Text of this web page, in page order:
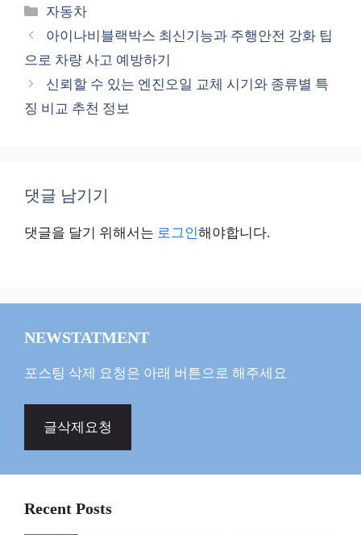
카
테
리
자동차
아이나비블랙박스 최신기능과 주행안전 강화 팁
으로 차량 사고 예방하기
신뢰할 수 있는 엔진오일 교체 시기와 종류별 특
징 비교 추천 정보
댓글 남기기
댓글을 달기 위해서는 로그인해야합니다.
NEWSTATMENT
포스팅 삭제 요청은 아래 버튼으로 해주세요
글삭제요청
Recent Posts